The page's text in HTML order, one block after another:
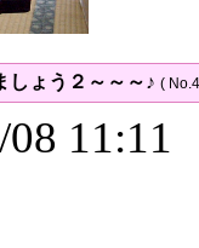
しょう２～～～♪ (
11:11